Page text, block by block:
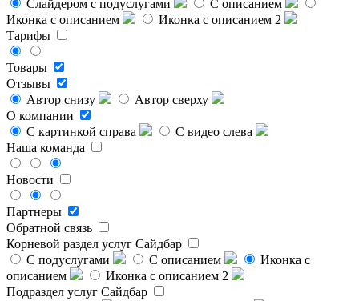
Слайдером с подуслугами
С описанием
Иконка с описанием
Иконка с описанием 2
Тарифы
Товары
Отзывы
Автор снизу
Автор сверху
О компании
С картинкой справа
С видео слева
Наша команда
Новости
Партнеры
Обратной связь
Корневой раздел услуг Сайдбар
С подуслугами
С описанием
Иконка с
описанием
Иконка с описанием 2
Подраздел услуг Сайдбар